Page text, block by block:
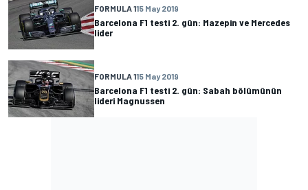
FORMULA 115 May 2019
Barcelona F1 testi 2. gün: Mazepin ve Mercedes
lider
FORMULA 115 May 2019
Barcelona F1 testi 2. gün: Sabah bölümünün
lideri Magnussen